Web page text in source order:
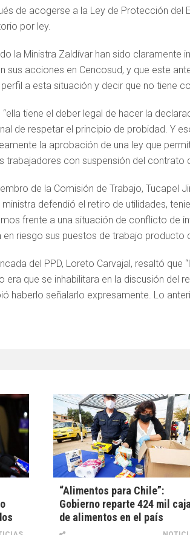
de acogerse a la Ley de Protección del
por ley.
la Ministra Zaldívar han sido claramente
sus acciones en Cencosud, y que este
a esta situación y decir que no tiene
tiene el deber legal de hacer la
de respetar el principio de probidad. Y
la aprobación de una ley que
trabajadores con suspensión del contrato
de la Comisión de Trabajo, Tucapel
defendió el retiro de utilidades,
frente a una situación de conflicto de
riesgo sus puestos de trabajo producto
del PPD, Loreto Carvajal, resaltó que
era que se inhabilitara en la discusión del
haberlo señalarlo expresamente. Lo
“Alimentos para Chile”:
Gobierno reparte 424 mil
de alimentos en el país